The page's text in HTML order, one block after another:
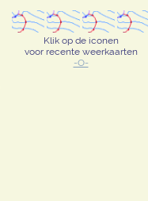
Klik op de iconen
voor recente weerkaarten
-O-